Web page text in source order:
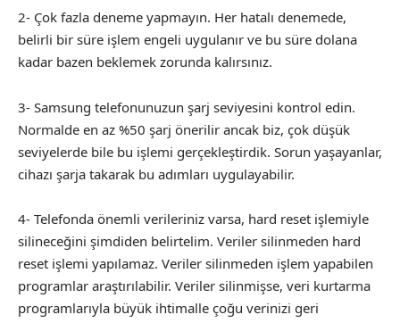
2- Çok fazla deneme yapmayın. Her hatalı denemede,
belirli bir süre işlem engeli uygulanır ve bu süre dolana
kadar bazen beklemek zorunda kalırsınız.
3- Samsung telefonunuzun şarj seviyesini kontrol edin.
Normalde en az %50 şarj önerilir ancak biz, çok düşük
seviyelerde bile bu işlemi gerçekleştirdik. Sorun yaşayanlar,
cihazı şarja takarak bu adımları uygulayabilir.
4- Telefonda önemli verileriniz varsa, hard reset işlemiyle
silineceğini şimdiden belirtelim. Veriler silinmeden hard
reset işlemi yapılamaz. Veriler silinmeden işlem yapabilen
programlar araştırılabilir. Veriler silinmişse, veri kurtarma
programlarıyla büyük ihtimalle çoğu verinizi geri